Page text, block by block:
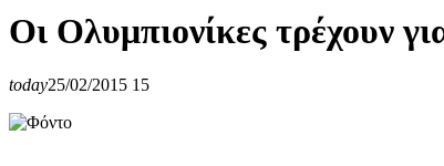
Οι Ολυμπιονίκες τρέχουν
today25/02/2015 15